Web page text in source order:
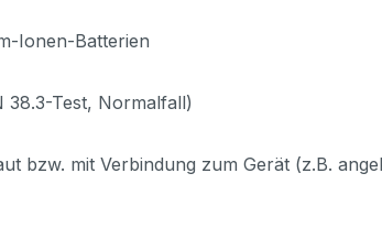
Ionen-Batterien
38.3-Test, Normalfall)
bzw. mit Verbindung zum Gerät (z.B.